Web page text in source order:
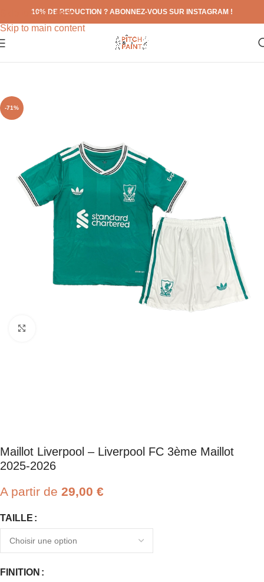
Skip to navigation
Skip to main content
10% DE REDUCTION ? ABONNEZ-VOUS SUR INSTAGRAM !
-71%
Maillot Liverpool – Liverpool FC 3ème Maillot
2025-2026
A partir de 29,00 €
TAILLE
FINITION